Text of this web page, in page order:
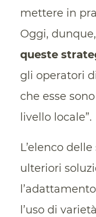
mettere in
Oggi,
queste
gli operatori
che esse
livello locale”.
L’elenco
ulteriori
l’uso di